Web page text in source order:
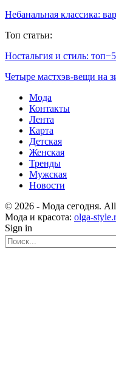
Небанальная классика:
Топ статьи:
Ностальгия и стиль:
Четыре мастхэв-вещи на
Мода
Контакты
Лента
Карта
Детская
Женская
Тренды
Мужская
Новости
© 2026 - Мода сегодня. All
Мода и красота: olga-
Sign in